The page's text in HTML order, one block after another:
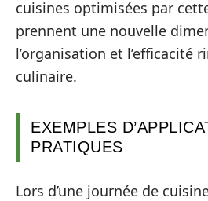
cuisines optimisées par
prennent une nouvelle
l’organisation et l’efficacité
culinaire.
EXEMPLES
PRATIQUES
Lors d’une journée de